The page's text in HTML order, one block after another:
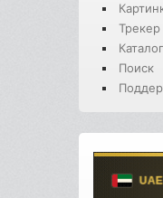
Трекер
Поиск